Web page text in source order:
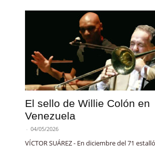
El sello de Willie Colón en
Venezuela
- 04/05/2026
VÍCTOR SUÁREZ - En diciembre del 71